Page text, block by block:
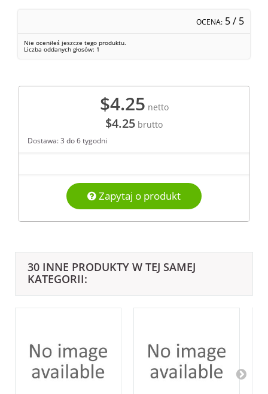
OCENA: 5/ 5
Nie oceniłeś jeszcze tego produktu.
Liczba oddanych głosów: 1
$4.25 netto
$4.25 brutto
Dostawa: 3 do 6 tygodni
Zapytaj o produkt
30 INNE PRODUKTY W TEJ SAMEJ
KATEGORII: